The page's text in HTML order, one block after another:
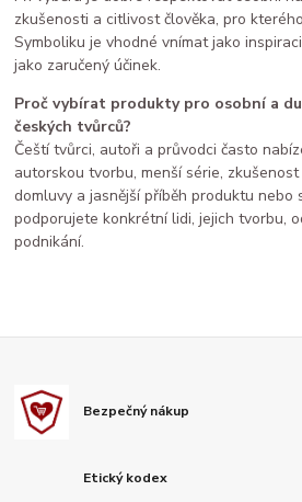
zkušenosti a citlivost člověka, pro
Symboliku je vhodné vnímat jako
jako zaručený účinek.
Proč vybírat produkty pro osobní a
českých tvůrců?
Čeští tvůrci, autoři a průvodci často
autorskou tvorbu, menší série,
domluvy a jasnější příběh produktu nebo
podporujete konkrétní lidi, jejich tvorbu,
podnikání.
Bezpečný nákup
Etický kodex